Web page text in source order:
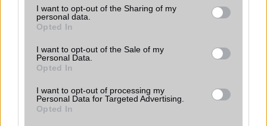
not limited to your visit or usage behaviour. You may click to
grant or deny consent to Google and its third-party tags to
use your data for below specified purposes in below Google
consent section.
I want to opt-out of the Sharing of my
personal data.
Opted In
I want to opt-out of the Sale of my
Personal Data.
Opted In
I want to opt-out of processing my
Personal Data for Targeted Advertising.
Opted In
392.000 Ft (új)